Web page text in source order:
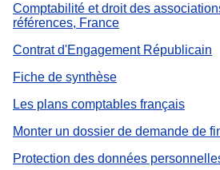
Comptabilité et droit des
références, France
Contrat d'Engagement Républicain
Fiche de synthèse
Les plans comptables français
Monter un dossier de demande de
Protection des données